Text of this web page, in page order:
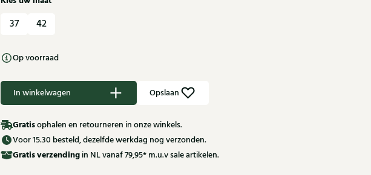
37 42
Op voorraad
In winkelwagen Opslaan
Gratisophalen en retourneren in onze winkels.
Voor 15.30 besteld, dezelfde werkdag nog verzonden.
Gratisverzending in NL vanaf 79,95* m.u.v sale artikelen.